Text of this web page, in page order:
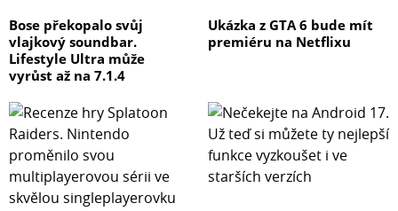
Bose překopalo svůj
vlajkový soundbar.
Lifestyle Ultra může
vyrůst až na 7.1.4
Ukázka z GTA 6 bude mít
premiéru na Netflixu